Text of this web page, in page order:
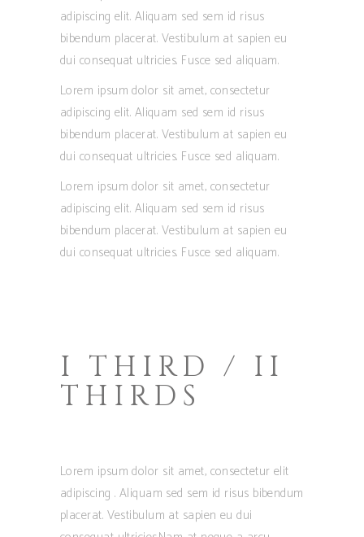
adipiscing elit. Aliquam sed sem id risus
bibendum placerat. Vestibulum at sapien eu
dui consequat ultricies. Fusce sed aliquam.
Lorem ipsum dolor sit amet, consectetur
adipiscing elit. Aliquam sed sem id risus
bibendum placerat. Vestibulum at sapien eu
dui consequat ultricies. Fusce sed aliquam.
Lorem ipsum dolor sit amet, consectetur
adipiscing elit. Aliquam sed sem id risus
bibendum placerat. Vestibulum at sapien eu
dui consequat ultricies. Fusce sed aliquam.
I THIRD / II
THIRDS
Lorem ipsum dolor sit amet, consectetur elit
adipiscing . Aliquam sed sem id risus bibendum
placerat. Vestibulum at sapien eu dui